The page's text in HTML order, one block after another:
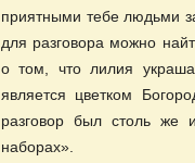
приятными тебе людьми
для разговора можно
о том, что лилия
является цветком
разговор был столь же
наборах».